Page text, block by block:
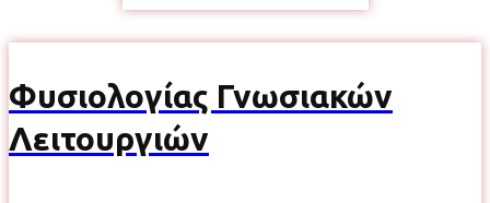
Φυσιολογίας Γνωσιακών
Λειτουργιών